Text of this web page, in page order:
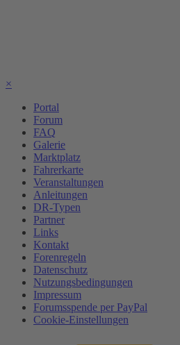
×
Portal
Forum
FAQ
Galerie
Marktplatz
Fahrerkarte
Veranstaltungen
Anleitungen
DR-Typen
Partner
Links
Kontakt
Forenregeln
Datenschutz
Nutzungsbedingungen
Impressum
Forumsspende per PayPal
Cookie-Einstellungen